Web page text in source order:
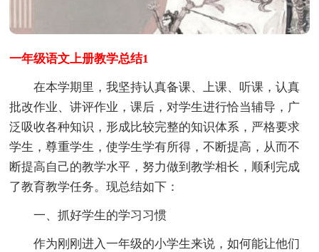
一年级语文上册教学总结1
在本学期里，我坚持认真备课、上课、听课，认真
批改作业、讲评作业，课后，对学生进行恰当辅导，广
泛吸收各种知识，形成比较完整的知识体系，严格要求
学生，尊重学生，使学生学有所得，不断提高，从而不
断提高自己的教学水平，努力做到教学相长，顺利完成
了教育教学任务。现总结如下：
一、抓好学生的学习习惯
作为刚刚进入一年级的小学生来说，如何能让他们